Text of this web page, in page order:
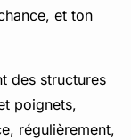
et ton
des structures
poignets,
régulièrement,